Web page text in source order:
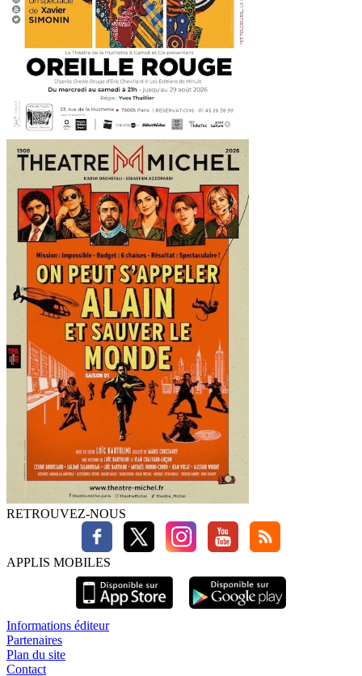
RETROUVEZ-NOUS
APPLIS MOBILES
Informations éditeur
Partenaires
Plan du site
Contact